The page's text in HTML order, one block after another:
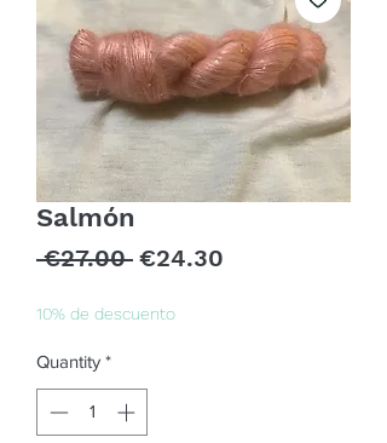
Salmón
€27.00 Regular
€24.30
10% de descuento
Quantity *